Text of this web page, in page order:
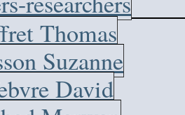
Thomas
Suzanne
David